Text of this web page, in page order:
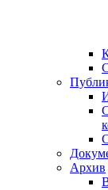
Архив